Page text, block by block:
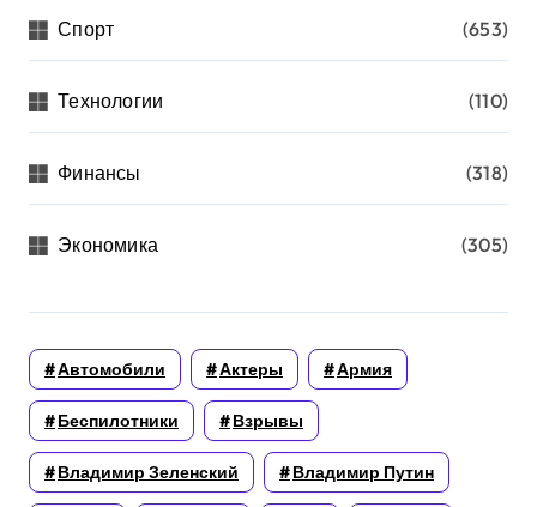
Спорт (653)
Технологии (110)
Финансы (318)
Экономика (305)
Автомобили Актеры Армия
Беспилотники Взрывы
Владимир Зеленский Владимир Путин